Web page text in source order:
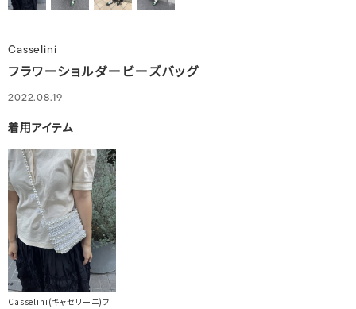
Casselini
フラワーショルダービーズバッグ
2022.08.19
着用アイテム
Casselini(キャセリーニ)フ